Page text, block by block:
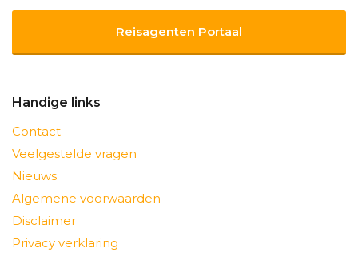
Reisagenten Portaal
Handige links
Contact
Veelgestelde vragen
Nieuws
Algemene voorwaarden
Disclaimer
Privacy verklaring